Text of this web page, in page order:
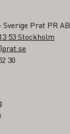
Sverige Prat PR AB
53 Stockholm
30